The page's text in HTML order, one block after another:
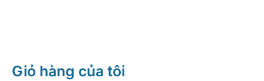
Giỏ hàng của tôi